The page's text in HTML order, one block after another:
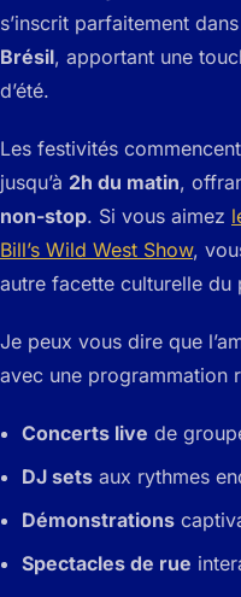
s’inscrit parfaitement
Brésil, apportant une
d’été.
Les festivités
jusqu’à 2h du matin,
non-stop. Si vous aimez
Bill’s Wild West Show,
autre facette culturelle du
Je peux vous dire que
avec une programmation
Concerts live de
DJ sets aux rythmes
Démonstrations
Spectacles de rue